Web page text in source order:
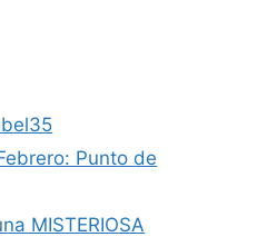
Punto de
MISTERIOSA